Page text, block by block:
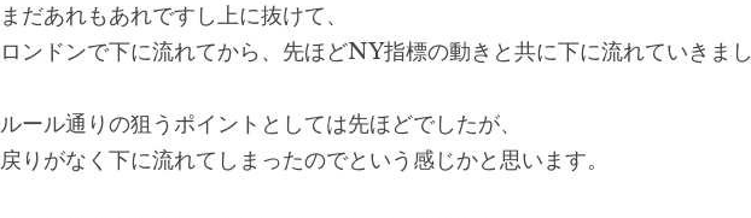
まだあれもあれですし上に抜けて、
ロンドンで下に流れてから、先ほどNY指標の動きと共に下に流れていきま
ルール通りの狙うポイントとしては先ほどでしたが、
戻りがなく下に流れてしまったのでという感じかと思います。